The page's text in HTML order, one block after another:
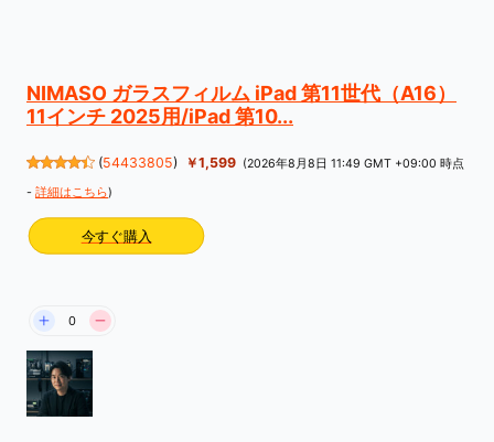
NIMASO ガラスフィルム iPad 第11世代（A16）
11インチ 2025用/iPad 第10...
(54433805) ￥1,599 (2026年8月8日 11:49 GMT +09:00 時点
- 詳細はこちら)
今すぐ購入
0